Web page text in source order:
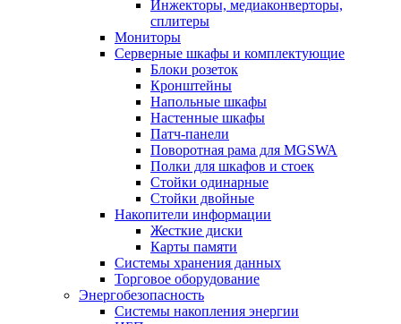
Инжекторы, медиаконверторы,
сплитеры
Мониторы
Серверные шкафы и комплектующие
Блоки розеток
Кронштейны
Напольные шкафы
Настенные шкафы
Патч-панели
Поворотная рама для MGSWA
Полки для шкафов и стоек
Стойки одинарные
Стойки двойные
Накопители информации
Жесткие диски
Карты памяти
Системы хранения данных
Торговое оборудование
Энергобезопасность
Системы накопления энергии